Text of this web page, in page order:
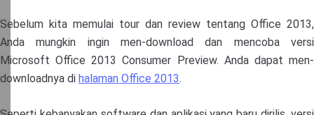
Sebelum kita memulai tour dan review tentang Office 2013,
Anda mungkin ingin men-download dan mencoba versi
Microsoft Office 2013 Consumer Preview. Anda dapat men-
downloadnya di halaman Office 2013.